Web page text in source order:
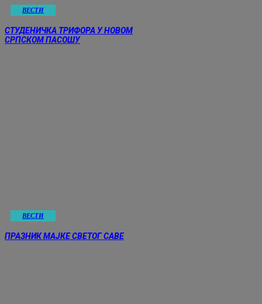
ВЕСТИ
СТУДЕНИЧКА ТРИФОРА У НОВОМ
СРПСКОМ ПАСОШУ
ВЕСТИ
ПРАЗНИК МАЈКЕ СВЕТОГ САВЕ